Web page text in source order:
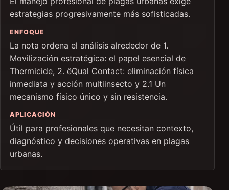
estrategias progresivamente más sofisticadas.
ENFOQUE
La nota ordena el análisis alrededor de 1.
Movilización estratégica: el papel esencial de
Thermicide, 2. ëQual Contact: eliminación física
inmediata y acción multiinsecto y 2.1 Un
mecanismo físico único y sin resistencia.
APLICACIÓN
Útil para profesionales que necesitan contexto,
diagnóstico y decisiones operativas en plagas
urbanas.